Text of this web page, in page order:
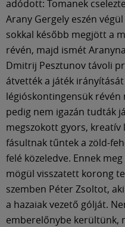
adódott: Tomanek
Arany Gergely eszén
sokkal később megjött a
révén, majd ismét
Dmitrij Pesztunov távoli
átvették a játék
légióskontingensük
pedig nem igazán tudták
megszokott gyors,
fásultnak tűntek a zöld-
felé közeledve. Ennek
mögül visszatett korong
szemben Péter Zsoltot,
a hazaiak vezető gólját.
emberelőnybe kerültünk,